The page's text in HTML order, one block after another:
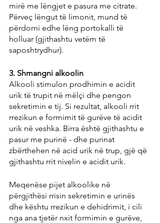
mirë me lëngjet e pasura me citrate.
Përveç lëngut të limonit, mund të
përdorni edhe lëng portokalli të
holluar (gjithashtu vetëm të
saposhtrydhur).
3. Shmangni alkoolin
Alkooli stimulon prodhimin e acidit
urik të trupit në mëlçi dhe pengon
sekretimin e tij. Si rezultat, alkooli rrit
rrezikun e formimit të gurëve të acidit
urik në veshka. Birra është gjithashtu e
pasur me purinë - dhe purinat
zbërthehen në acid urik në trup, gjë që
gjithashtu rrit nivelin e acidit urik.
Meqenëse pijet alkoolike në
përgjithësi rrisin sekretimin e urinës
dhe kështu rrezikun e dehidrimit, i cili
nga ana tjetër nxit formimin e gurëve,